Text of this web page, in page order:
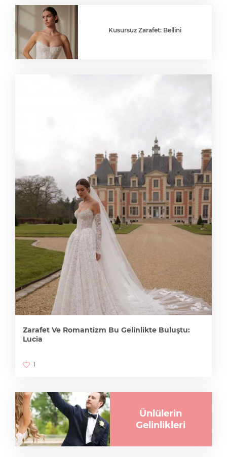
Kusursuz Zarafet: Bellini
Zarafet Ve Romantizm Bu Gelinlikte Buluştu:
Lucia
1
Ünlülerin
Gelinlikleri